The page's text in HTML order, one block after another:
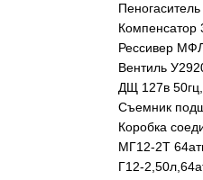
Компенсатор
Рессивер
Вентиль
ДЩ 127в
Съемник
Коробка
МГ12-2Т
Г12-